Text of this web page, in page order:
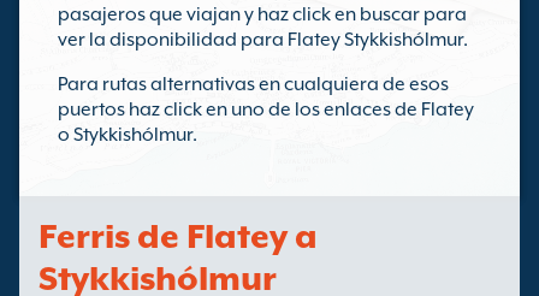
pasajeros que viajan y haz click en buscar para
ver la disponibilidad para Flatey Stykkishólmur.
Para rutas alternativas en cualquiera de esos
puertos haz click en uno de los enlaces de Flatey
o Stykkishólmur.
Ferris de Flatey a
Stykkishólmur